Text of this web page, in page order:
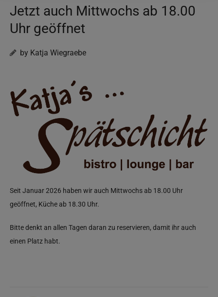
Jetzt auch Mittwochs ab 18.00
Uhr geöffnet
by Katja Wiegraebe
Seit Januar 2026 haben wir auch Mittwochs ab 18.00 Uhr
geöffnet, Küche ab 18.30 Uhr.
Bitte denkt an allen Tagen daran zu reservieren, damit ihr auch
einen Platz habt.